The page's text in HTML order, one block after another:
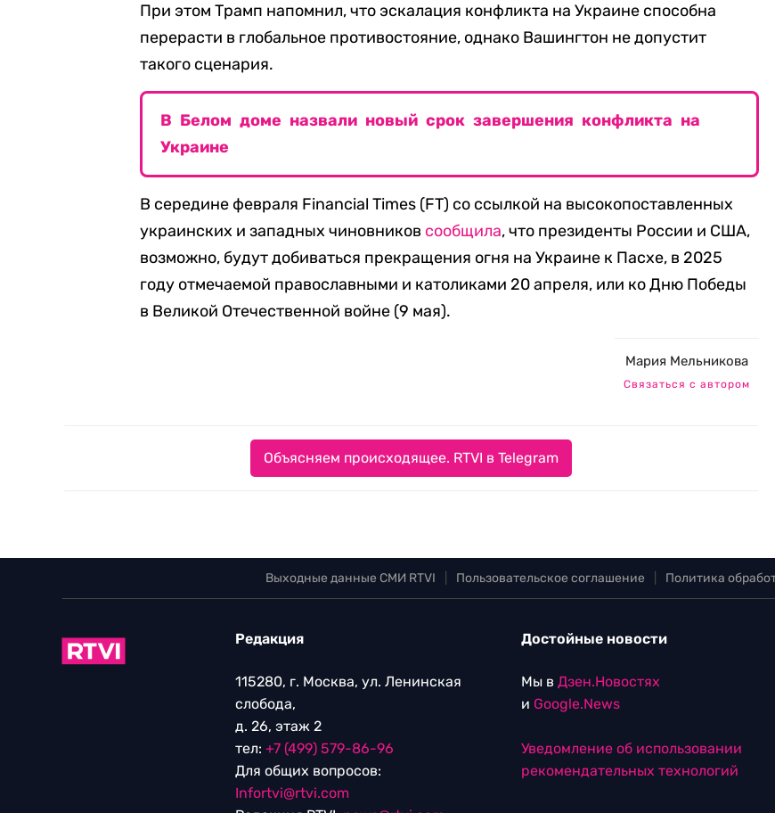
При этом Трамп напомнил, что эскалация конфликта на Украине способна
перерасти в глобальное противостояние, однако Вашингтон не допустит
такого сценария.
В Белом доме назвали новый срок завершения конфликта на
Украине
В середине февраля Financial Times (FT) со ссылкой на высокопоставленных
украинских и западных чиновников сообщила, что президенты России и США,
возможно, будут добиваться прекращения огня на Украине к Пасхе, в 2025
году отмечаемой православными и католиками 20 апреля, или ко Дню Победы
в Великой Отечественной войне (9 мая).
Мария Мельникова
Связаться с автором
Объясняем происходящее. RTVI в Telegram
Выходные данные СМИ RTVI Пользовательское соглашение Политика
Редакция
115280, г. Москва, ул. Ленинская
слобода,
д. 26, этаж 2
тел: +7 (499) 579-86-96
Для общих вопросов:
Infortvi@rtvi.com
Достойные новости
Мы в Дзен.Новостях
и Google.News
Уведомление об использовании
рекомендательных технологий